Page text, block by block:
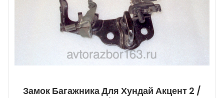
Замок Багажника Для Хундай Акцент 2 /